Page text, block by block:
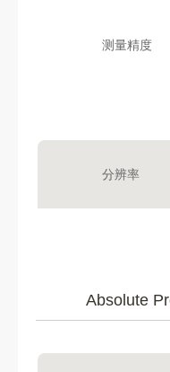
测量精度
分辨率
Absolute